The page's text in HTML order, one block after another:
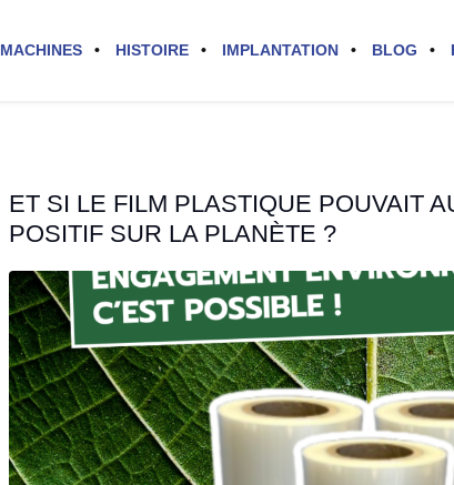
MACHINES HISTOIRE IMPLANTATION BLOG
ET SI LE FILM PLASTIQUE POUVAIT
POSITIF SUR LA PLANÈTE ?